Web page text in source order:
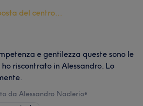
del centro...
e gentilezza queste sono le
riscontrato in Alessandro. Lo
da Alessandro Naclerio•